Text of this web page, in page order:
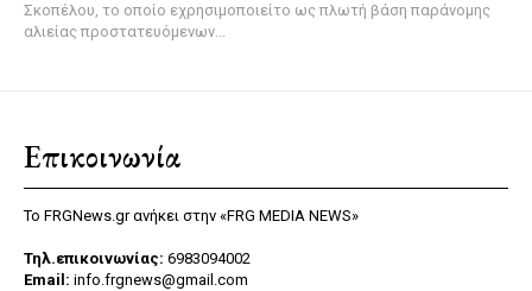
Σκοπέλου, το οποίο εχρησιμοποιείτο ως πλωτή βάση παράνομης
αλιείας προστατευόμενων...
Επικοινωνία
Το FRGNews.gr ανήκει στην «FRG MEDIA NEWS»
Τηλ.επικοινωνίας: 6983094002
Email: info.frgnews@gmail.com